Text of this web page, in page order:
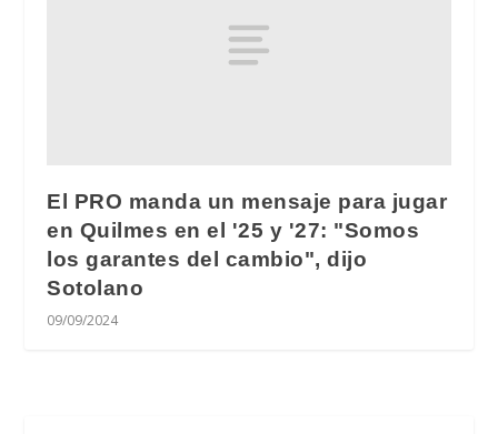
El PRO manda un mensaje para jugar
en Quilmes en el '25 y '27: "Somos
los garantes del cambio", dijo
Sotolano
09/09/2024